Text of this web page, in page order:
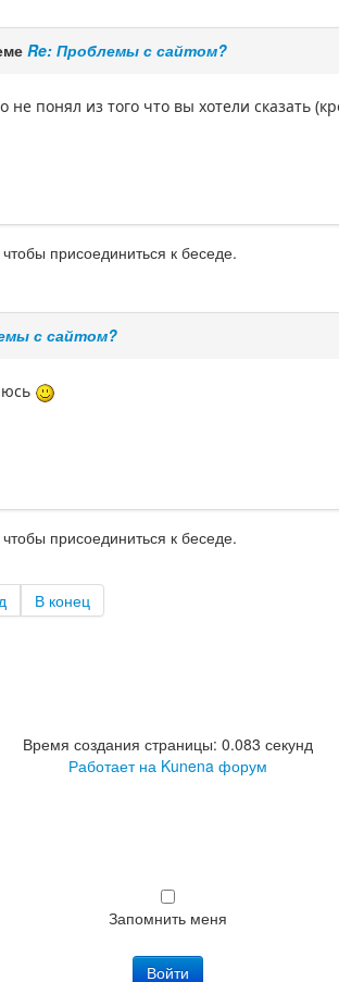
Re: Проблемы с сайтом?
понял из того что вы хотели сказать
чтобы присоединиться к беседе.
с сайтом?
чтобы присоединиться к беседе.
В конец
Время создания страницы: 0.083 секунд
Работает на Kunena форум
Запомнить меня
Войти